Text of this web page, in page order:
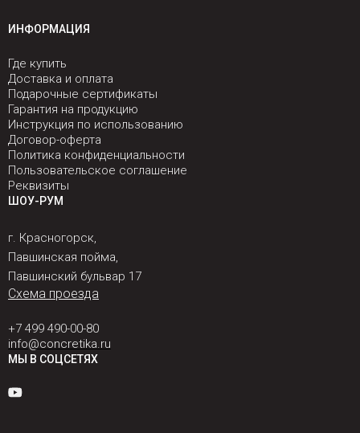
ИНФОРМАЦИЯ
Где купить
Доставка и оплата
Подарочные сертификаты
Гарантия на продукцию
Инструкция по использованию
Договор-оферта
Политика конфиденциальности
Пользовательское соглашение
Реквизиты
ШОУ-РУМ
г. Красногорск,
Павшинская пойма,
Павшинский бульвар 17
Схема проезда
+7 499 490-00-80
info@concretika.ru
МЫ В СОЦСЕТЯХ